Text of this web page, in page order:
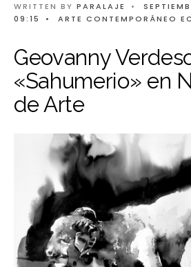
WRITTEN BY PARALAJE •
09:15
• ARTE CONTEMPORÁNEO
Geovanny
«Sahumerio» en
de Arte